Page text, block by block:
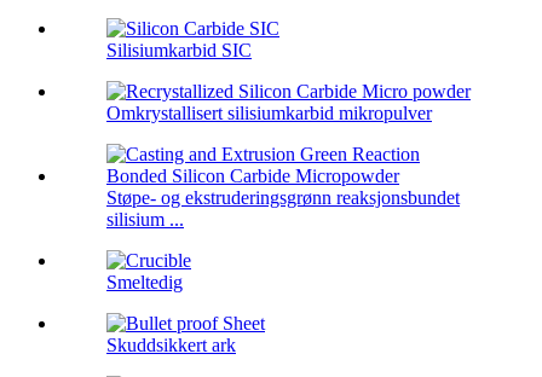
Silisiumkarbid SIC
Omkrystallisert silisiumkarbid mikropulver
Støpe- og ekstruderingsgrønn reaksjonsbundet
silisium ...
Smeltedig
Skuddsikkert ark